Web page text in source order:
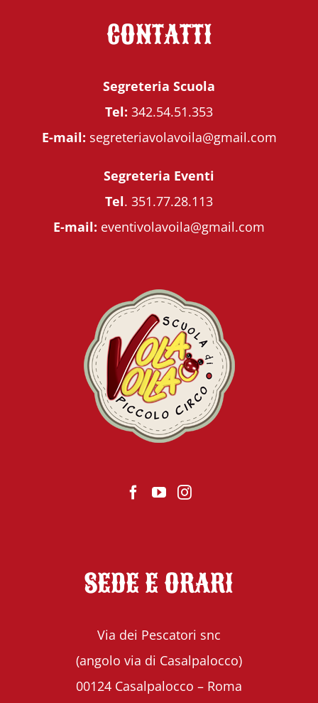
CONTATTI
Segreteria Scuola
Tel: 342.54.51.353
E-mail: segreteriavolavoila@gmail.com
Segreteria Eventi
Tel. 351.77.28.113
E-mail: eventivolavoila@gmail.com
SEDE E ORARI
Via dei Pescatori snc
(angolo via di Casalpalocco)
00124 Casalpalocco – Roma